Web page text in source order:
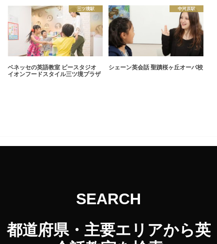
三ツ境駅
ベネッセの英語教室 ビースタジオ
イオンフードスタイル三ツ境プラザ
中河原駅
シェーン英会話 聖蹟桜ヶ丘オーパ校
SEARCH
都道府県・主要エリアから英